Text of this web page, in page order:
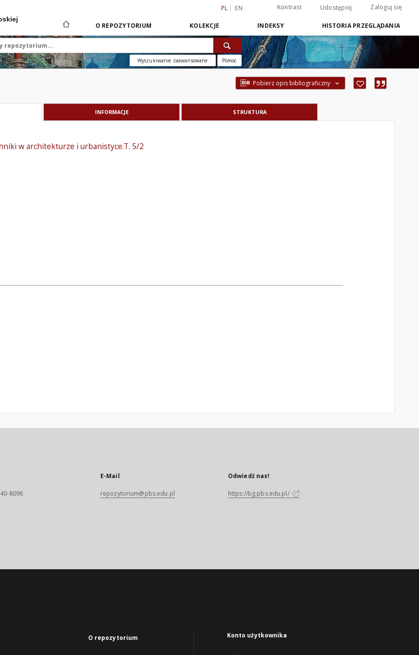
PL EN Kontrast Udostępnij Zaloguj się
O REPOZYTORIUM KOLEKCJE INDEKSY HISTORIA PRZEGLĄDANIA
Wyszukiwanie zaawansowane Pomoc
Pobierz opis bibliograficzny
INFORMACJE STRUKTURA
w architekturze i urbanistyce.T. 5/2
8096
E-Mail
repozytorium@pbs.edu.pl
Odwiedź nas!
https://bg.pbs.edu.pl/
O repozytorium Konto użytkownika